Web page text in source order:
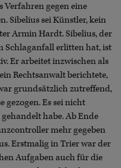
Verfahren gegen eine
Sibelius sei Künstler, kein
Armin Hardt. Sibelius, der
Schlaganfall erlitten hat, ist
Er arbeitet inzwischen als
Rechtsanwalt berichtete,
grundsätzlich zutreffend,
gezogen. Es sei nicht
habe. Ab Ende
mehr gegeben
Erstmalig in Trier war der
Aufgaben auch für die